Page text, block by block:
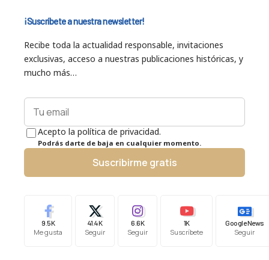
¡Suscríbete a nuestra newsletter!
Recibe toda la actualidad responsable, invitaciones
exclusivas, acceso a nuestras publicaciones históricas, y
mucho más…
Acepto la política de privacidad.
Podrás darte de baja en cualquier momento.
Suscribirme gratis
9.5K
Me gusta
41.4K
Seguir
6.6K
Seguir
1K
Suscríbete
Google News
Seguir